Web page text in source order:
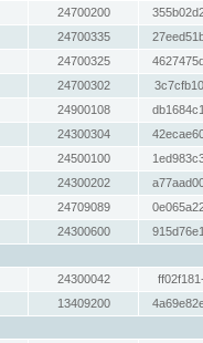
24700200
24700335
24700325
24700302
24900108
24300304
24500100
24300202
24709089
24300600
24300042
13409200